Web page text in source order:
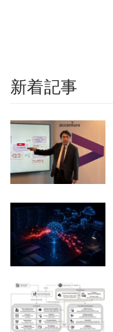
新着記事